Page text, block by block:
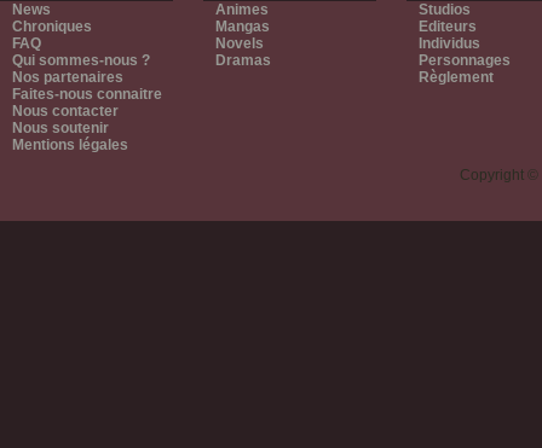
News
Chroniques
FAQ
Qui sommes-nous ?
Nos partenaires
Faites-nous connaitre
Nous contacter
Nous soutenir
Mentions légales
Animes
Mangas
Novels
Dramas
Studios
Editeurs
Individus
Personnages
Règlement
Copyright ©